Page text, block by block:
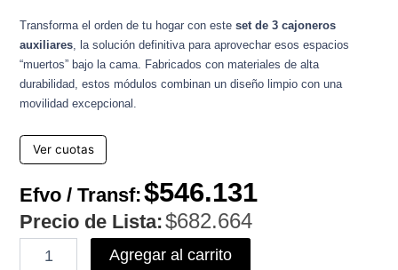
Transforma el orden de tu hogar con esteset de 3 cajoneros
auxiliares, la solución definitiva para aprovechar esos espacios
“muertos” bajo la cama. Fabricados con materiales de alta
durabilidad, estos módulos combinan un diseño limpio con una
movilidad excepcional.
Ver cuotas
Efvo / Transf:$546.131
Precio de Lista:$682.664
Agregar al carrito